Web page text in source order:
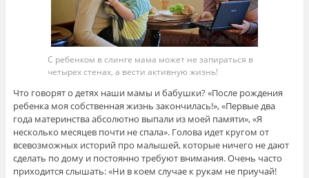
С ребенком в слинге мама может не запираться в
четырех стенах, а вести активную жизнь!
Что говорят о детях наши мамы и бабушки? «После рождения
ребенка моя собственная жизнь закончилась!», «Первые два
года материнства абсолютно выпали из моей памяти», «Я
несколько месяцев почти не спала». Голова идет кругом от
всевозможных историй про малышей, которые ничего не дают
сделать по дому и постоянно требуют внимания. Очень часто
приходится слышать: «Ни в коем случае к рукам не приучай!